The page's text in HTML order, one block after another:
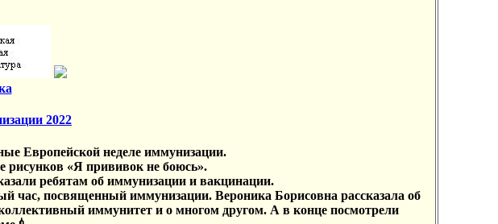
2022
Европейской неделе иммунизации.
рисунков «Я прививок не боюсь».
ребятам об иммунизации и вакцинации.
час, посвященный иммунизации. Вероника Борисовна рассказала об
иммунитет и о многом другом. А в конце посмотрели